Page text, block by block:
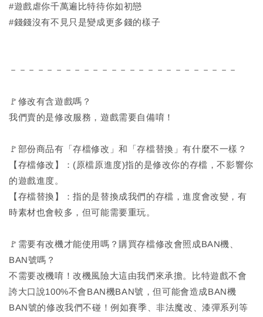
#遊戲虐你千萬遍比特待你如初戀
#錢錢沒有不見只是變成更多錢的樣子
－－－－－－－－－－－－－－－－－－－－－－－－－
🚩修改有含遊戲嗎？
我們賣的是修改服務，遊戲需要自備唷！
🚩部份商品有「存檔修改」和「存檔替換」有什麼不一樣？
【存檔修改】：(原檔原進度)指的是修改你的存檔，不影響你
的遊戲進度。
【存檔替換】：指的是替換成我們的存檔，進度會改變，有
時素材也會較多，但可能需要重玩。
🚩需要有改機才能使用嗎？購買存檔修改會照成BAN機、
BAN號嗎？
不需要改機唷！改機風險大這由我們來承擔。比特遊戲不會
誇大口說100%不會BAN機BAN號，但可能會造成BAN機
BAN號的修改我們不碰！例如賽季、非法魔改、漆彈系列等